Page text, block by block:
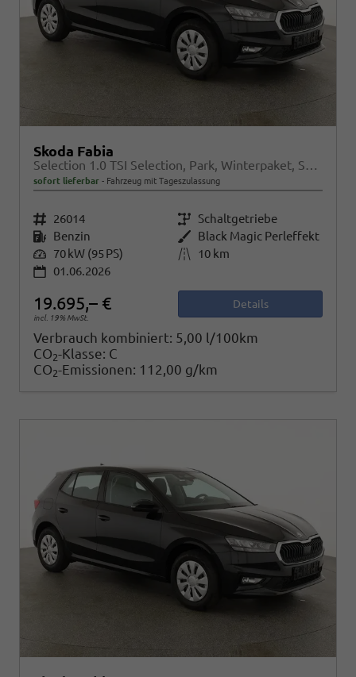
Skoda Fabia
Selection 1.0 TSI Selection, Park, Winterpaket, SmartLink, 4 J.-Garantie
sofort lieferbar Fahrzeug mit Tageszulassung
Fahrzeugnr. 26014 Getriebe Schaltgetriebe
Kraftstoff Benzin Außenfarbe Black Magic Perleffekt
Leistung 70 kW (95 PS) Kilometerstand
10 km
01.06.2026
19.695,– €
incl. 19% MwSt.
Details
Verbrauch kombiniert: 5,00 l/100km
CO2-Klasse: C
CO2-Emissionen: 112,00 g/km